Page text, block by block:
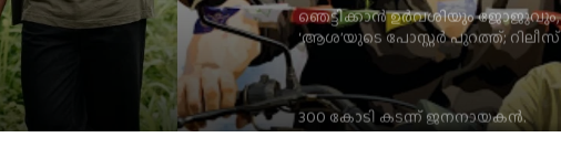
300 കോടി കടന്ന് ജനനായകൻ.
ഇന്ത്യയിൽ ഒഡീസി കളക്ഷനെ
മറികടന്ന് സ്‌പൈഡർമാൻ